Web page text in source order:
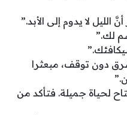
لا يدوم إلى الأبد.”
لك.”
دون توقف، مبعثرا
لحياة جميلة. فتأكد من